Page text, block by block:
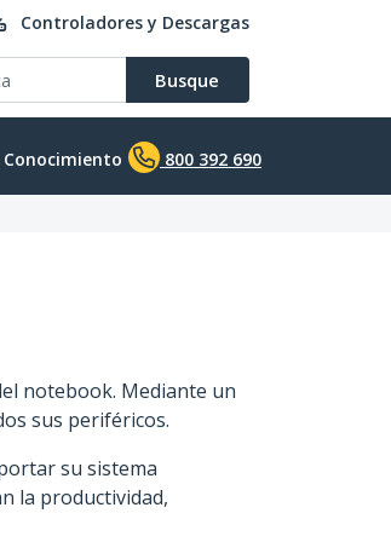
Controladores y Descargas
Busque
Conocimiento 800 392 690
notebook. Mediante un
sus periféricos.
su sistema
la productividad,